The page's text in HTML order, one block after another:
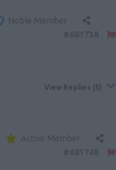
Noble Member
View Replies (5)
Active Member